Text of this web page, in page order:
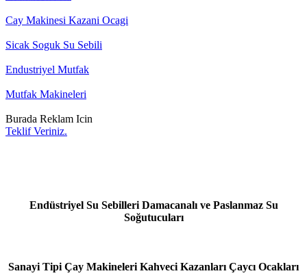
Cay Makinesi Kazani Ocagi
Sicak Soguk Su Sebili
Endustriyel Mutfak
Mutfak Makineleri
Burada Reklam Icin
Teklif Veriniz.
Endüstriyel Su Sebilleri Damacanalı ve Paslanmaz Su
Soğutucuları
Sanayi Tipi Çay Makineleri Kahveci Kazanları Çaycı Ocakları